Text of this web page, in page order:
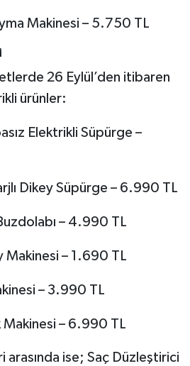
Makinesi – 5.750 TL
26 Eylül’den itibaren
ürünler:
Elektrikli Süpürge –
Dikey Süpürge – 6.990 TL
– 4.990 TL
Makinesi – 1.690 TL
– 3.990 TL
– 6.990 TL
arasında ise; Saç Düzleştirici